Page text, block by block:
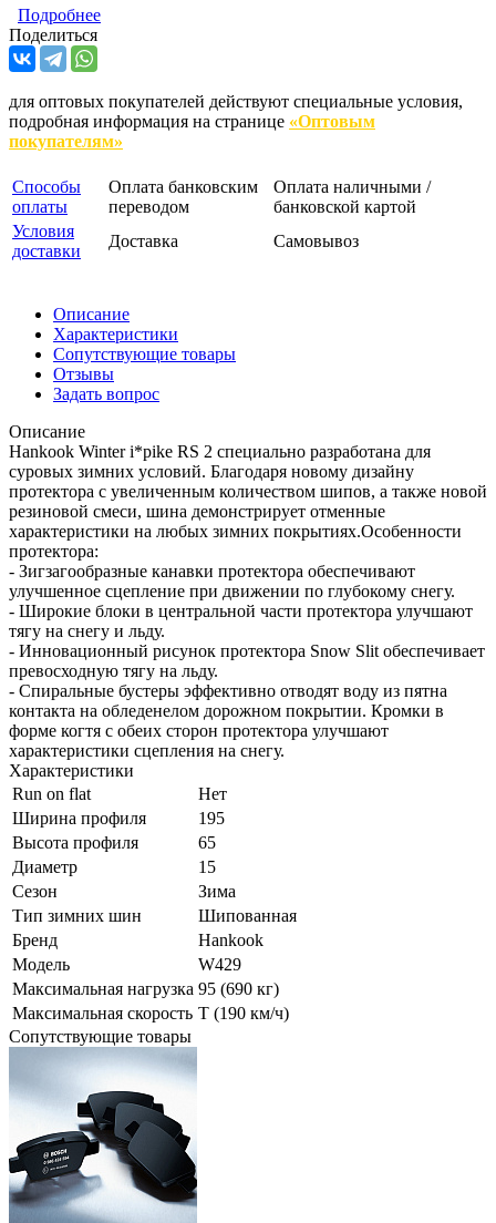
Подробнее
Поделиться
для оптовых покупателей действуют специальные условия,
подробная информация на странице «Оптовым
покупателям»
Способы
оплаты
Оплата банковским
переводом
Оплата наличными /
банковской картой
Условия
доставки
Доставка Самовывоз
Описание
Характеристики
Сопутствующие товары
Отзывы
Задать вопрос
Описание
Hankook Winter i*pike RS 2 специально разработана для
суровых зимних условий. Благодаря новому дизайну
протектора с увеличенным количеством шипов, а также новой
резиновой смеси, шина демонстрирует отменные
характеристики на любых зимних покрытиях.Особенности
протектора:
- Зигзагообразные канавки протектора обеспечивают
улучшенное сцепление при движении по глубокому снегу.
- Широкие блоки в центральной части протектора улучшают
тягу на снегу и льду.
- Инновационный рисунок протектора Snow Slit обеспечивает
превосходную тягу на льду.
- Спиральные бустеры эффективно отводят воду из пятна
контакта на обледенелом дорожном покрытии. Кромки в
форме когтя с обеих сторон протектора улучшают
характеристики сцепления на снегу.
Характеристики
Run on flat
Нет
Ширина профиля
195
Высота профиля
65
Диаметр
15
Сезон
Зима
Тип зимних шин
Шипованная
Бренд
Hankook
Модель
W429
Максимальная нагрузка 95 (690 кг)
Максимальная скорость T (190 км/ч)
Сопутствующие товары